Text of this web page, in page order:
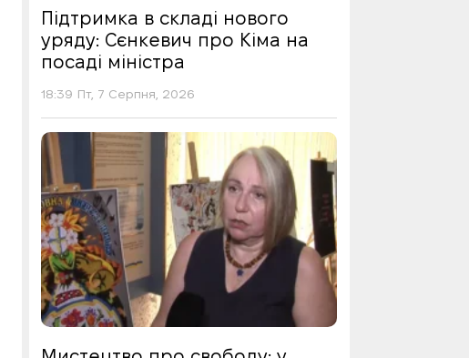
Підтримка в складі нового
уряду: Сєнкевич про Кіма на
посаді міністра
18:39 Пт, 7 Серпня, 2026